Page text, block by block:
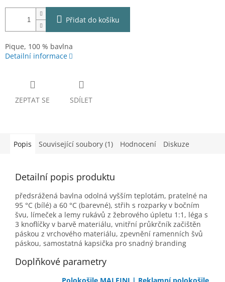
Přidat do košíku
Pique, 100 % bavlna
Detailní informace
ZEPTAT SE SDÍLET
Popis Související soubory (1) Hodnocení Diskuze
Detailní popis produktu
předsrážená bavlna odolná vyšším teplotám, pratelné na
95 °C (bílé) a 60 °C (barevné), střih s rozparky v bočním
švu, límeček a lemy rukávů z žebrového úpletu 1:1, léga s
3 knoflíčky v barvě materiálu, vnitřní průkrčník začištěn
páskou z vrchového materiálu, zpevnění ramenních švů
páskou, samostatná kapsička pro snadný branding
Doplňkové parametry